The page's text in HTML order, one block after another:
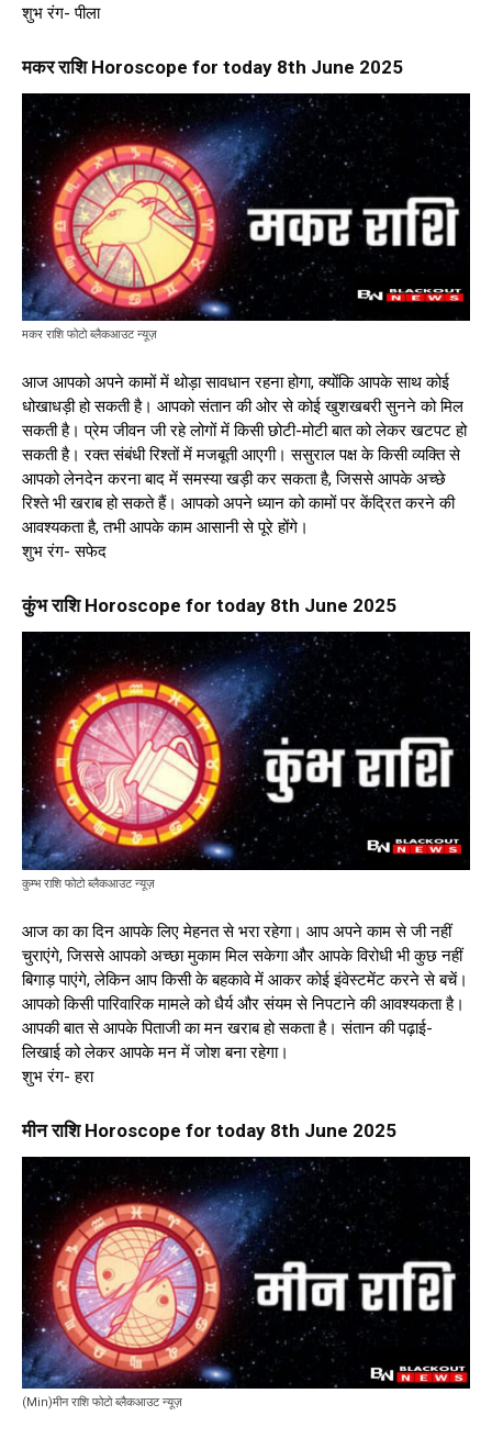
शुभ रंग- पीला
मकर राशि Horoscope for today 8th June 2025
मकर राशि फोटो ब्लैकआउट न्यूज़
आज आपको अपने कामों में थोड़ा सावधान रहना होगा, क्योंकि आपके साथ कोई
धोखाधड़ी हो सकती है। आपको संतान की ओर से कोई खुशखबरी सुनने को मिल
सकती है। प्रेम जीवन जी रहे लोगों में किसी छोटी-मोटी बात को लेकर खटपट हो
सकती है। रक्त संबंधी रिश्तों में मजबूती आएगी। ससुराल पक्ष के किसी व्यक्ति से
आपको लेनदेन करना बाद में समस्या खड़ी कर सकता है, जिससे आपके अच्छे
रिश्ते भी खराब हो सकते हैं। आपको अपने ध्यान को कामों पर केंद्रित करने की
आवश्यकता है, तभी आपके काम आसानी से पूरे होंगे।
शुभ रंग- सफेद
कुंभ राशि Horoscope for today 8th June 2025
कुम्भ राशि फोटो ब्लैकआउट न्यूज़
आज का का दिन आपके लिए मेहनत से भरा रहेगा। आप अपने काम से जी नहीं
चुराएंगे, जिससे आपको अच्छा मुकाम मिल सकेगा और आपके विरोधी भी कुछ नहीं
बिगाड़ पाएंगे, लेकिन आप किसी के बहकावे में आकर कोई इंवेस्टमेंट करने से बचें।
आपको किसी पारिवारिक मामले को धैर्य और संयम से निपटाने की आवश्यकता है।
आपकी बात से आपके पिताजी का मन खराब हो सकता है। संतान की पढ़ाई-
लिखाई को लेकर आपके मन में जोश बना रहेगा।
शुभ रंग- हरा
मीन राशि Horoscope for today 8th June 2025
(Min)मीन राशि फोटो ब्लैकआउट न्यूज़